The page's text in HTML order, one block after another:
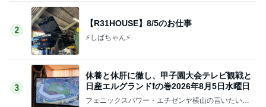
2
【R31HOUSE】8/5のお仕事
⚡️しばちゃん⚡
3
休養と休肝に徹し、甲子園大会テレビ観戦と
日産エルグランド❗の巻2026年8月5日水曜日
フェニックスパワー・エチゼンヤ横山の言いたい放